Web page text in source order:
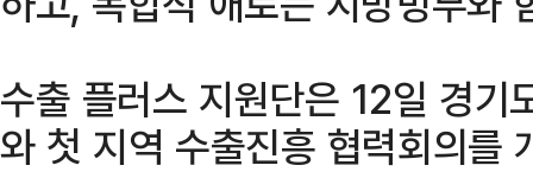
수출 플러스 지원단은 12일 경기
와 첫 지역 수출진흥 협력회의를